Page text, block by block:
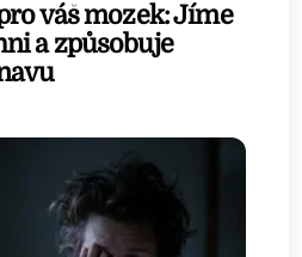
váš mozek: Jíme
a způsobuje